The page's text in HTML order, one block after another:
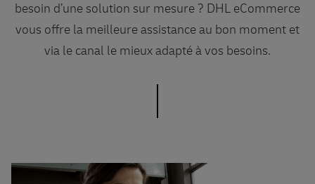
besoin d’une solution sur mesure ? DHL eCommerce
vous offre la meilleure assistance au bon moment et
via le canal le mieux adapté à vos besoins.